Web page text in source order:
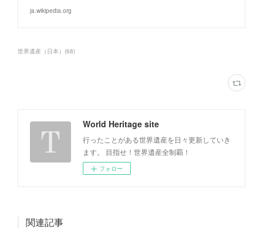
ja.wikipedia.org
世界遺産（日本） (68)
World Heritage site
行ったことがある世界遺産を日々更新していき
ます。 目指せ！世界遺産全制覇！
フォロー
関連記事